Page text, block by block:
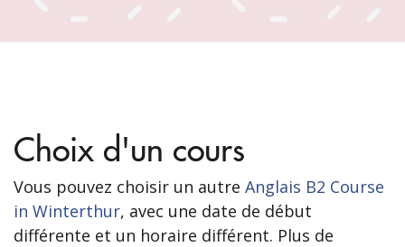
Choix d'un cours
Vous pouvez choisir un autre Anglais B2 Course
in Winterthur, avec une date de début
différente et un horaire différent. Plus de